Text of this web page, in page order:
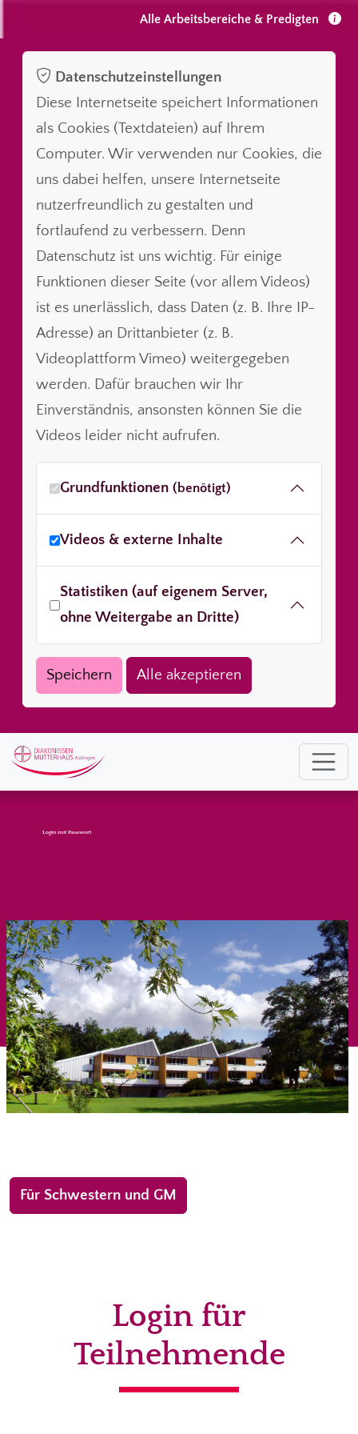
Alle Arbeitsbereiche & Predigten
Datenschutzeinstellungen
Diese Internetseite speichert Informationen
als Cookies (Textdateien) auf Ihrem
Computer. Wir verwenden nur Cookies, die
uns dabei helfen, unsere Internetseite
nutzerfreundlich zu gestalten und
fortlaufend zu verbessern. Denn
Datenschutz ist uns wichtig. Für einige
Funktionen dieser Seite (vor allem Videos)
ist es unerlässlich, dass Daten (z. B. Ihre IP-
Adresse) an Drittanbieter (z. B.
Videoplattform Vimeo) weitergegeben
werden. Dafür brauchen wir Ihr
Einverständnis, ansonsten können Sie die
Videos leider nicht aufrufen.
Grundfunktionen (benötigt)
Videos & externe Inhalte
Statistiken (auf eigenem Server,
ohne Weitergabe an Dritte)
Login mit Passwort
Für Schwestern und GM
Login für
Teilnehmende